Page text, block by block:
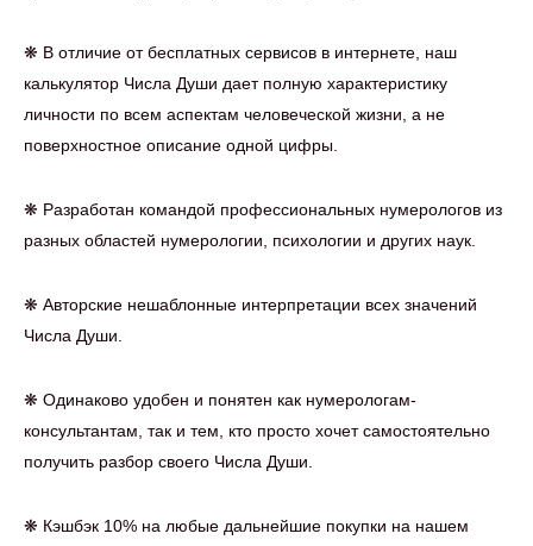
❋ В отличие от бесплатных сервисов в интернете, наш
калькулятор Числа Души дает полную характеристику
личности по всем аспектам человеческой жизни, а не
поверхностное описание одной цифры.
❋ Разработан командой профессиональных нумерологов из
разных областей нумерологии, психологии и других наук.
❋ Авторские нешаблонные интерпретации всех значений
Числа Души.
❋ Одинаково удобен и понятен как нумерологам-
консультантам, так и тем, кто просто хочет самостоятельно
получить разбор своего Числа Души.
❋ Кэшбэк 10% на любые дальнейшие покупки на нашем